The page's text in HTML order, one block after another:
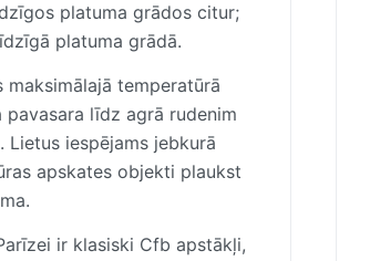
platuma grādos citur;
platuma grādā.
maksimālajā temperatūrā
līdz agrā rudenim
Lietus iespējams jebkurā
apskates objekti plaukst
ir klasiski Cfb apstākļi,